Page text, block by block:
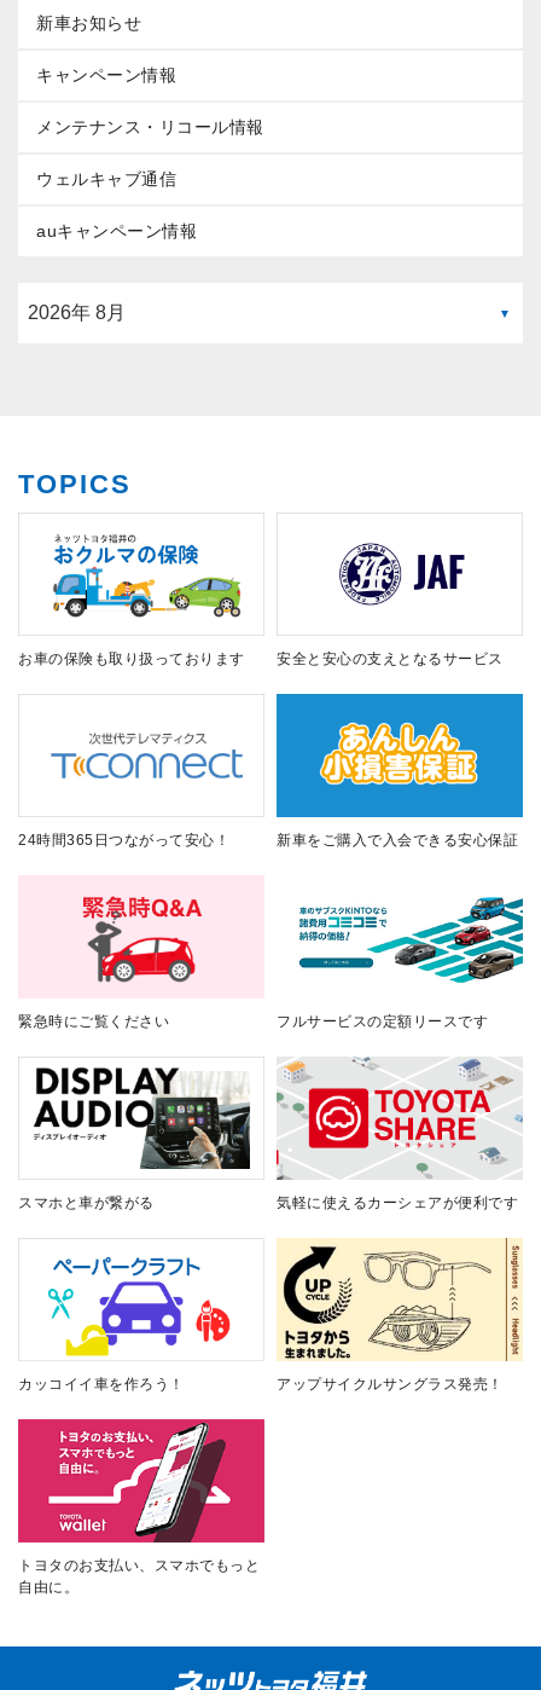
新車お知らせ
キャンペーン情報
メンテナンス・リコール情報
ウェルキャブ通信
auキャンペーン情報
TOPICS
お車の保険も取り扱っております 安全と安心の支えとなるサービス
24時間365日つながって安心！ 新車をご購入で入会できる安心保証
緊急時にご覧ください フルサービスの定額リースです
スマホと車が繋がる 気軽に使えるカーシェアが便利です
カッコイイ車を作ろう！ アップサイクルサングラス発売！
トヨタのお支払い、スマホでもっと
自由に。